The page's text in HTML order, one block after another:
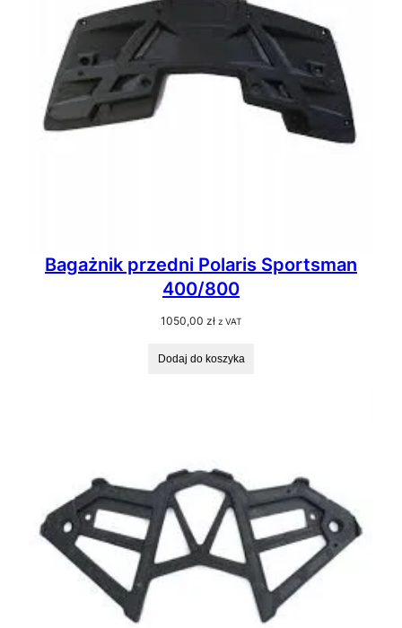
Bagażnik przedni Polaris Sportsman
400/800
1050,00 zł z VAT
Dodaj do koszyka